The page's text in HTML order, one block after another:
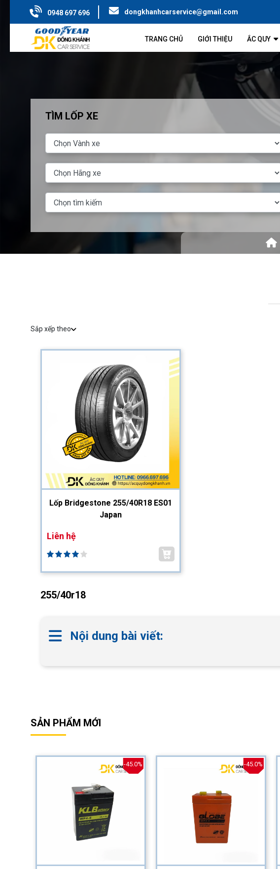
0948 697 696 dongkhanhcarservice@gmail.com
TRANG CHỦ GIỚI THIỆU ẮC QUY
TÌM LỐP XE
Sắp xếp theo
Lốp Bridgestone 255/40R18 ES01
Japan
Liên hệ
255/40r18
Nội dung bài viết:
SẢN PHẨM MỚI
-45.0% -45.0%